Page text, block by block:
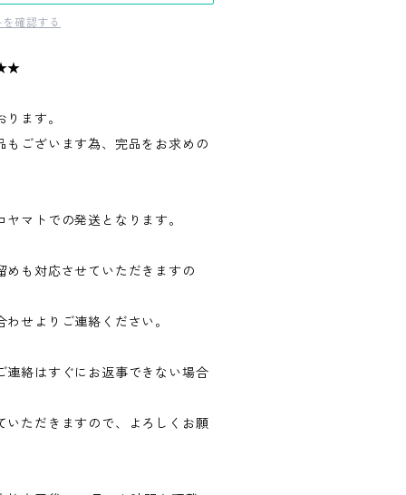
確認する
ます。
ございます為、完品をお求めの
マトでの発送となります。
めも対応させていただきますの
せよりご連絡ください。
連絡はすぐにお返事できない場合
いただきますので、よろしくお願